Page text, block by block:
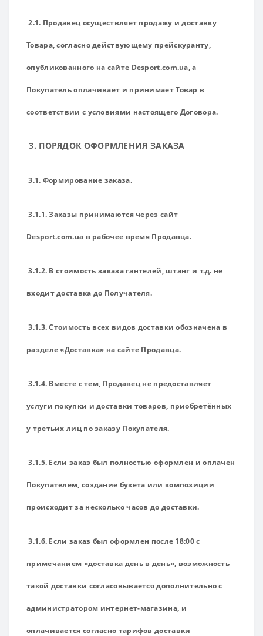
2.1. Продавец осуществляет продажу и доставку
Товара, согласно действующему прейскуранту,
опубликованного на сайте Desport.com.ua, а
Покупатель оплачивает и принимает Товар в
соответствии с условиями настоящего Договора.
3. ПОРЯДОК ОФОРМЛЕНИЯ ЗАКАЗА
3.1. Формирование заказа.
3.1.1. Заказы принимаются через сайт
Desport.com.ua в рабочее время Продавца.
3.1.2. В стоимость заказа гантелей, штанг и т.д. не
входит доставка до Получателя.
3.1.3. Стоимость всех видов доставки обозначена в
разделе «Доставка» на сайте Продавца.
3.1.4. Вместе с тем, Продавец не предоставляет
услуги покупки и доставки товаров, приобретённых
у третьих лиц по заказу Покупателя.
3.1.5. Если заказ был полностью оформлен и оплачен
Покупателем, создание букета или композиции
происходит за несколько часов до доставки.
3.1.6. Если заказ был оформлен после 18:00 с
примечанием «доставка день в день», возможность
такой доставки согласовывается дополнительно с
администратором интернет-магазина, и
оплачивается согласно тарифов доставки